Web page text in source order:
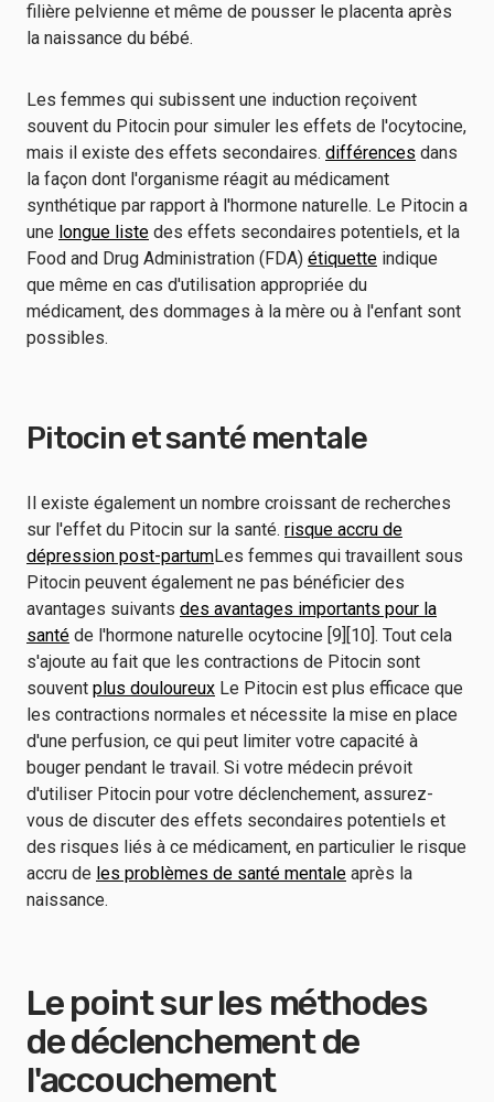
filière pelvienne et même de pousser le placenta après
la naissance du bébé.
Les femmes qui subissent une induction reçoivent
souvent du Pitocin pour simuler les effets de l'ocytocine,
mais il existe des effets secondaires. différences dans
la façon dont l'organisme réagit au médicament
synthétique par rapport à l'hormone naturelle. Le Pitocin a
une longue liste des effets secondaires potentiels, et la
Food and Drug Administration (FDA) étiquette indique
que même en cas d'utilisation appropriée du
médicament, des dommages à la mère ou à l'enfant sont
possibles.
Pitocin et santé mentale
Il existe également un nombre croissant de recherches
sur l'effet du Pitocin sur la santé. risque accru de
dépression post-partumLes femmes qui travaillent sous
Pitocin peuvent également ne pas bénéficier des
avantages suivants des avantages importants pour la
santé de l'hormone naturelle ocytocine [9][10]. Tout cela
s'ajoute au fait que les contractions de Pitocin sont
souvent plus douloureux Le Pitocin est plus efficace que
les contractions normales et nécessite la mise en place
d'une perfusion, ce qui peut limiter votre capacité à
bouger pendant le travail. Si votre médecin prévoit
d'utiliser Pitocin pour votre déclenchement, assurez-
vous de discuter des effets secondaires potentiels et
des risques liés à ce médicament, en particulier le risque
accru de les problèmes de santé mentale après la
naissance.
Le point sur les méthodes
de déclenchement de
l'accouchement